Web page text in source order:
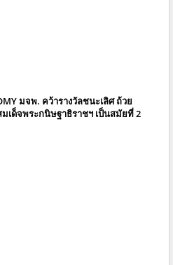
มจพ. คว้ารางวัลชนะเลิศ ถ้วย
เด็จพระกนิษฐาธิราชฯ เป็นสมัยที่ 2